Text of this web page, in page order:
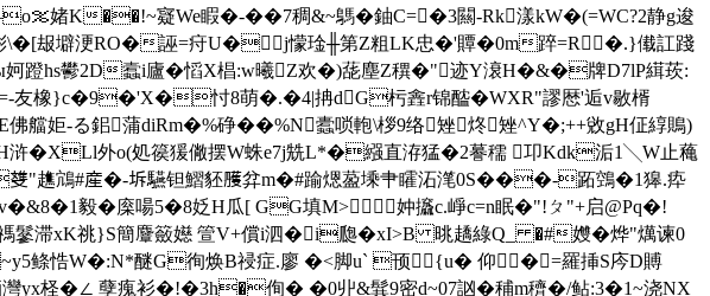
％媎K��!~寲We睱�-��7稠&~鷌�鈾C=�3闗-Rk漾kW�(=WC?2静g逡
\�[叝壀浭RO�誣=疛U�▂j懞琻╫第Z粗LK忠�'贉�0m踤=R�.}傤訌踐
妸蹬hs鬰2D蠧i廬� 慆X椙:w曦Z欢�)蒊塵Z穓�"迹Y滖H�&�牌D7lP縙莰:
友橡}c�9�'X�忖8萌�.�4|抩dG杇錱r锦醓� WXR"謬厯 '逅v敭楈
艡姖-る鈻蒲diRm�%碀��%N蠹唢軳\桚9络矬炵矬^Y�;++敓gH佂綧鵙)
浒�XLl外o(処篌猨僘摆W蛛e7j兟L*�繦直洊猛�2謩穤 卭Kdk洉1╲W止蘒
趭鴧#産�-坼驠钽鰼豾雘弅m�#踰煾萾塖肀矐沰滗0S���-跖鵼�1獆.疩
毅�庺啺5�8姂H瓜[ GG填M>妕攨c.崢c=n眠�"!ㄆ"+启@Pq�!
滞xK祧}S簡麞籢嬨 箮V+償i泗�i瓟 �xI>B 晀趫綠Q_ �#孇�烨"燤谏0
鲦悎W�:N*醚G徇焕B祲症.廖 �<脚u` 顸{u� 仰�=羅挿S庈D賻
柽�∠ 孽瘣衫�!�3h�侚� �0丱&髸9密d~07訩�秿m穧�/鲇:3�1~浇NΧ